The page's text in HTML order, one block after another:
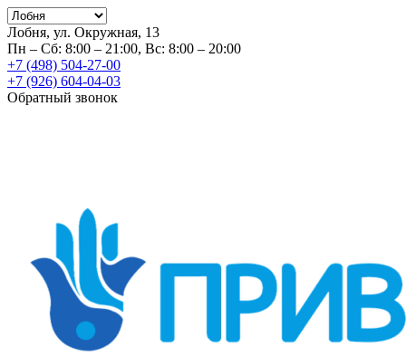
Лобня, ул. Окружная, 13
Пн – Сб: 8:00 – 21:00, Вс: 8:00 – 20:00
+7 (498) 504-27-00
+7 (926) 604-04-03
Обратный звонок